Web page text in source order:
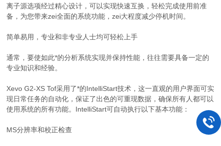
离子源选项经过精心设计，可以实现快速互换，轻松完成使用前准
备，为您带来zei全面的系统功能，zei大程度减少停机时间。
简单易用，专业和非专业人士均可轻松上手
通常，要使如此*的分析系统实现并保持性能，往往需要具备一定的
专业知识和经验。
Xevo G2-XS Tof采用了*的IntelliStart技术，这一直观的用户界面可实
现日常任务的自动化，保证了出色的可重现数据，确保所有人都可以
使用系统的所有功能。IntelliStart可自动执行以下基本功能：
MS分辨率和校正检查